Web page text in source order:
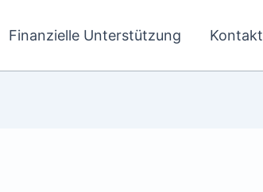
Finanzielle Unterstützung Kontakt